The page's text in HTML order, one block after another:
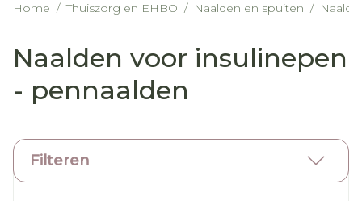
Home / Thuiszorg en EHBO / Naalden en spuiten /
Naalden voor insulinepen
- pennaalden
Filteren